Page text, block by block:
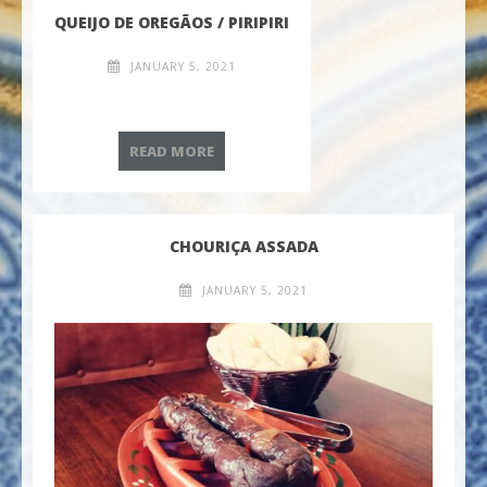
QUEIJO DE OREGÃOS / PIRIPIRI
JANUARY 5, 2021
READ MOREQUEIJO DE OREGÃOS / PIRIPIRI
CHOURIÇA ASSADA
JANUARY 5, 2021